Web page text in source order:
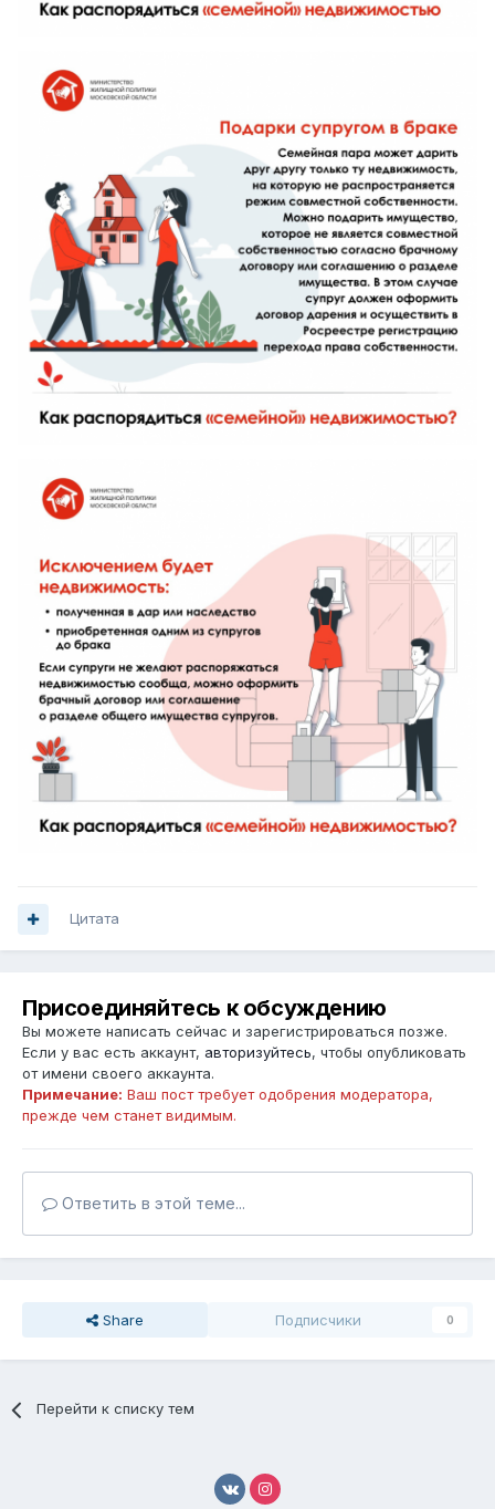
Цитата
Присоединяйтесь к обсуждению
Вы можете написать сейчас и зарегистрироваться позже.
Если у вас есть аккаунт, авторизуйтесь, чтобы опубликовать
от имени своего аккаунта.
Примечание: Ваш пост требует одобрения модератора,
прежде чем станет видимым.
Ответить в этой теме...
Share Подписчики 0
Перейти к списку тем